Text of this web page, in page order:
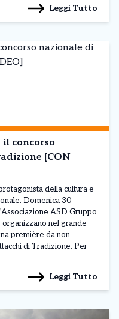
Leggi Tutto
concorso
[CON
della cultura e
Domenica 30
ASD Gruppo
nel grande
première da non
di Tradizione. Per
Leggi Tutto